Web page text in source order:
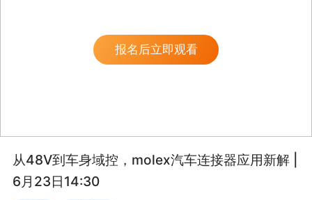
报名后立即观看
从48V到车身域控，molex汽车连接器应用新解 |
6月23日14:30